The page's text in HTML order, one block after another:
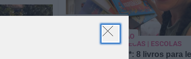
Pré-visualização*: 8 livros para
PARA BEBÉS
PRÉ-VISUALIZAÇÃO
CONTOS E BIBLIOTECAS | ESCOLAS